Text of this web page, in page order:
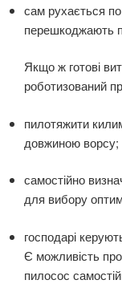
сам рухається
перешкоджають
Якщо ж готові
роботизований
пилотяжити
довжиною ворсу;
самостійно
для вибору
господарі
Є можливість
пилосос